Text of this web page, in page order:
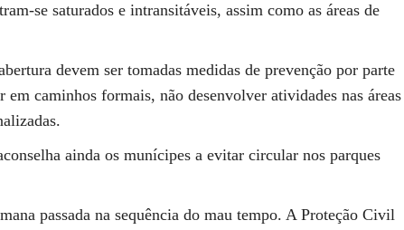
se saturados e intransitáveis, assim como as áreas de
devem ser tomadas medidas de prevenção por parte
caminhos formais, não desenvolver atividades nas áreas
ainda os munícipes a evitar circular nos parques
passada na sequência do mau tempo. A Proteção Civil